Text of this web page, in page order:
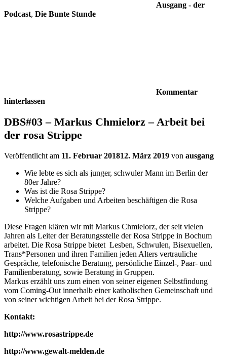
Ausgang - der
Podcast, Die Bunte Stunde
Kommentar
hinterlassen
DBS#03 – Markus Chmielorz – Arbeit bei
der rosa Strippe
Veröffentlicht am 11. Februar 201812. März 2019 von ausgang
Wie lebte es sich als junger, schwuler Mann im Berlin der
80er Jahre?
Was ist die Rosa Strippe?
Welche Aufgaben und Arbeiten beschäftigen die Rosa
Strippe?
Diese Fragen klären wir mit Markus Chmielorz, der seit vielen
Jahren als Leiter der Beratungsstelle der Rosa Strippe in Bochum
arbeitet. Die Rosa Strippe bietet Lesben, Schwulen, Bisexuellen,
Trans*Personen und ihren Familien jeden Alters vertrauliche
Gespräche, telefonische Beratung, persönliche Einzel-, Paar- und
Familienberatung, sowie Beratung in Gruppen.
Markus erzählt uns zum einen von seiner eigenen Selbstfindung
vom Coming-Out innerhalb einer katholischen Gemeinschaft und
von seiner wichtigen Arbeit bei der Rosa Strippe.
Kontakt:
http://www.rosastrippe.de
http://www.gewalt-melden.de